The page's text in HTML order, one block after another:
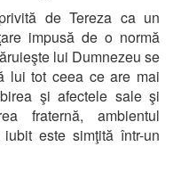
de Tereza ca un
impusă de o normă
lui Dumnezeu se
lui tot ceea ce are mai
şi afectele sale şi
fraternă, ambientul
este simţită într-un